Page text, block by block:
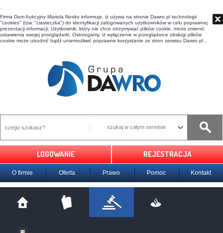
t
Firma Dom Aukcyjny Mariola Nosko informuje, iż używa na stronie Dawro.pl technologii
"cookies" (tzw. "ciasteczka") do identyfikacji zalogowanych użytkowników w celu poprawnej
prezentacji informacji. Użytkownik, który nie chce otrzymywać plików cookie, może zmienić
ustawienia swojej przeglądarki. Ostrzegamy, iż wyłączenie w przeglądarce obsługi plików
cookie może utrudnić bądź uniemożliwić poprawne korzystanie ze stron serwisu Dawro.pl .
szukaj w całym serwisie
LOGOWANIE REJESTRACJA
O firmie Oferta Prawo Pomoc Kontakt